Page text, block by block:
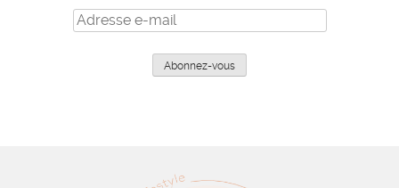
Adresse
e-
Abonnez-vous